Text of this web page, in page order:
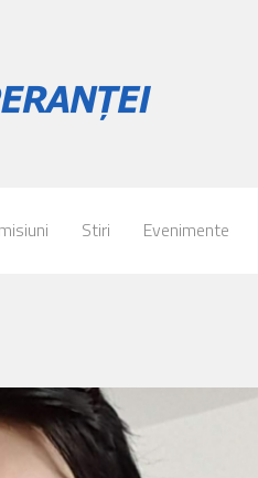
Stiri Evenimente